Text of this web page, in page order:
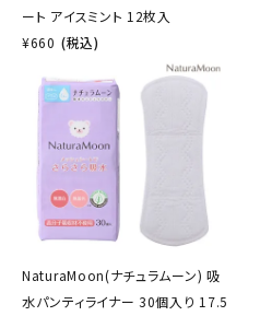
ート アイスミント 12枚入
¥660 (税込)
NaturaMoon(ナチュラムーン) 吸
水パンティライナー 30個入り 17.5